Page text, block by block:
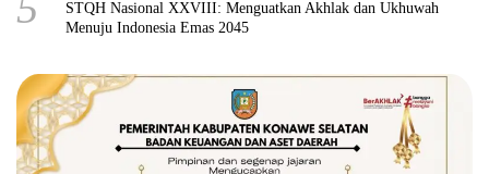
STQH Nasional XXVIII: Menguatkan Akhlak dan Ukhuwah
Menuju Indonesia Emas 2045